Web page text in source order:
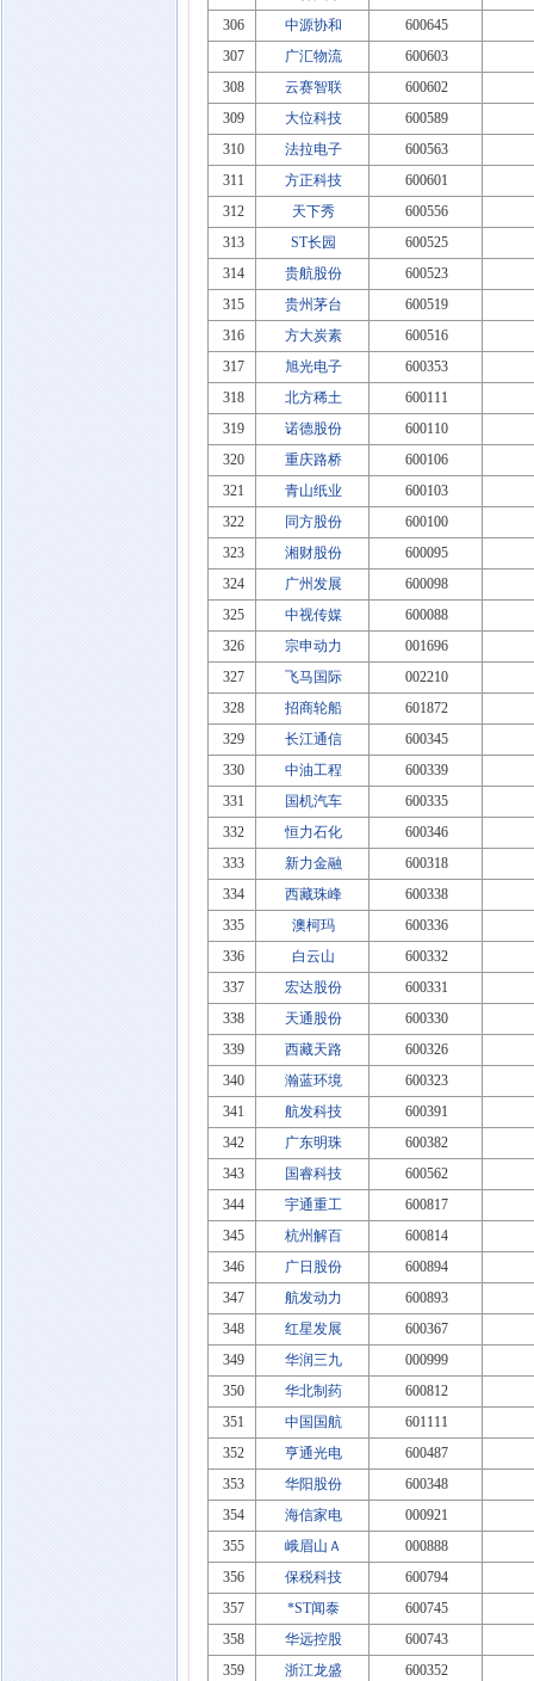
306
中源协和
600645
307
广汇物流
600603
308
云赛智联
600602
309
大位科技
600589
310
法拉电子
600563
311
方正科技
600601
312
天下秀
600556
313
ST长园
600525
314
贵航股份
600523
315
贵州茅台
600519
316
方大炭素
600516
317
旭光电子
600353
318
北方稀土
600111
319
诺德股份
600110
320
重庆路桥
600106
321
青山纸业
600103
322
同方股份
600100
323
湘财股份
600095
324
广州发展
600098
325
中视传媒
600088
326
宗申动力
001696
327
飞马国际
002210
328
招商轮船
601872
329
长江通信
600345
330
中油工程
600339
331
国机汽车
600335
332
恒力石化
600346
333
新力金融
600318
334
西藏珠峰
600338
335
澳柯玛
600336
336
白云山
600332
337
宏达股份
600331
338
天通股份
600330
339
西藏天路
600326
340
瀚蓝环境
600323
341
航发科技
600391
342
广东明珠
600382
343
国睿科技
600562
344
宇通重工
600817
345
杭州解百
600814
346
广日股份
600894
347
航发动力
600893
348
红星发展
600367
349
华润三九
000999
350
华北制药
600812
351
中国国航
601111
352
亨通光电
600487
353
华阳股份
600348
354
海信家电
000921
355
峨眉山Ａ
000888
356
保税科技
600794
357
*ST闻泰
600745
358
华远控股
600743
359
浙江龙盛
600352